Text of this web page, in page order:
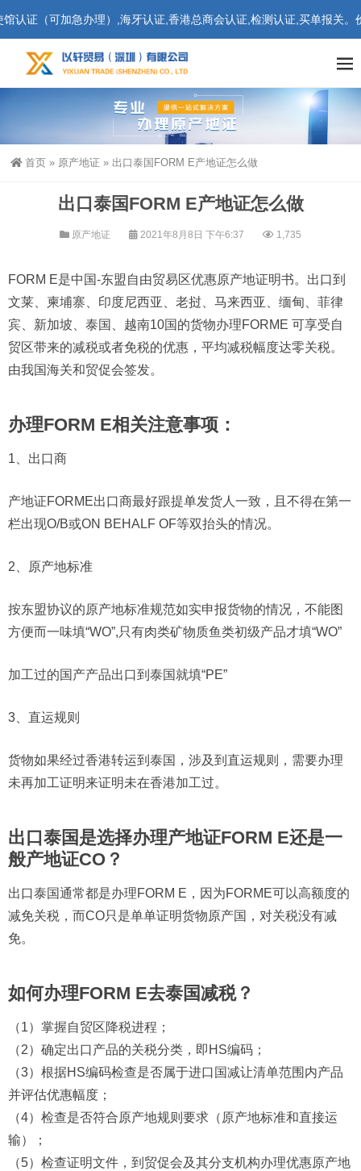
（可加急办理）,海牙认证,香港总商会认证,检测认证,买单报关。价
首页 » 原产地证 » 出口泰国FORM E产地证怎么做
出口泰国FORM E产地证怎么做
原产地证 2021年8月8日 下午6:37 1,735
FORM E是中国-东盟自由贸易区优惠原产地证明书。出口到
文莱、柬埔寨、印度尼西亚、老挝、马来西亚、缅甸、菲律
宾、新加坡、泰国、越南10国的货物办理FORME 可享受自
贸区带来的减税或者免税的优惠，平均减税幅度达零关税。
由我国海关和贸促会签发。
办理FORM E相关注意事项：
1、出口商
产地证FORME出口商最好跟提单发货人一致，且不得在第一
栏出现O/B或ON BEHALF OF等双抬头的情况。
2、原产地标准
按东盟协议的原产地标准规范如实申报货物的情况，不能图
方便而一味填“WO”,只有肉类矿物质鱼类初级产品才填“WO”
加工过的国产产品出口到泰国就填“PE”
3、直运规则
货物如果经过香港转运到泰国，涉及到直运规则，需要办理
未再加工证明来证明未在香港加工过。
出口泰国是选择办理产地证FORM E还是一
般产地证CO？
出口泰国通常都是办理FORM E，因为FORME可以高额度的
减免关税，而CO只是单单证明货物原产国，对关税没有减
免。
如何办理FORM E去泰国减税？
（1）掌握自贸区降税进程；
（2）确定出口产品的关税分类，即HS编码；
（3）根据HS编码检查是否属于进口国减让清单范围内产品
并评估优惠幅度；
（4）检查是否符合原产地规则要求（原产地标准和直接运
输）；
（5）检查证明文件，到贸促会及其分支机构办理优惠原产地